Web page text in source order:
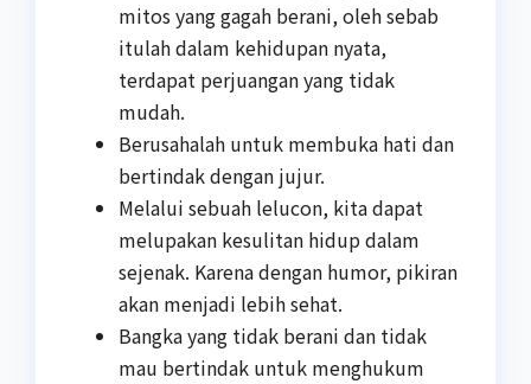
mitos yang gagah berani, oleh sebab
itulah dalam kehidupan nyata,
terdapat perjuangan yang tidak
mudah.
Berusahalah untuk membuka hati dan
bertindak dengan jujur.
Melalui sebuah lelucon, kita dapat
melupakan kesulitan hidup dalam
sejenak. Karena dengan humor, pikiran
akan menjadi lebih sehat.
Bangka yang tidak berani dan tidak
mau bertindak untuk menghukum